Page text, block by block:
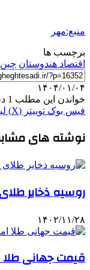
منبع:مهر
برچسب ها
اقتصاد هندوستان چین
۱۴۰۴/۰۱/۰۴
خواندن این مطلب 1 دقیقه زمان میبرد
فیس بوک توییتر (X)
نوشته های
روسیه ذخایر
۱۴۰۲/۱۱/۲۸
قیمت جهانی طلا امروز ۲۹ دی؛ هر اونس